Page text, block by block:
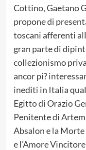
Cottino, Gaetano
propone di
toscani afferenti
gran parte di dipinti
collezionismo
ancor pi?
inediti in Italia
Egitto di Orazio
Penitente di
Absalon e la
e l’Amore